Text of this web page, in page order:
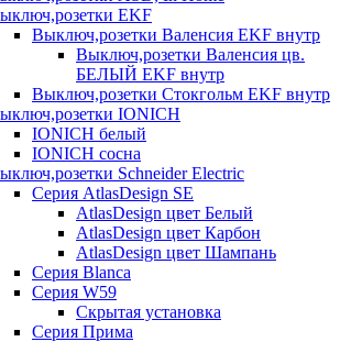
EKF
Выключ,розетки Валенсия EKF внутр
Выключ,розетки Валенсия цв.
БЕЛЫЙ EKF внутр
Выключ,розетки Стокгольм EKF внутр
IONICH
IONICH белый
IONICH сосна
Schneider Electric
Серия AtlasDesign SE
AtlasDesign цвет Белый
AtlasDesign цвет Карбон
AtlasDesign цвет Шампань
Серия Blanca
Серия W59
Скрытая установка
Серия Прима